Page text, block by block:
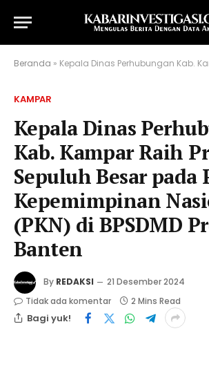
Beranda » Kepala Dinas Perhubungan Kab. Kampar Raih Prestasi Sepuluh Besar pada Pelatihan
KAMPAR
Kepala Dinas
Kab. Kampar Raih
Sepuluh Besar pada
Kepemimpinan
(PKN) di BPSDMD
Banten
By REDAKSI
21 Desember 2024
Tidak ada komentar
2 Mins Read
Bagi yuk!